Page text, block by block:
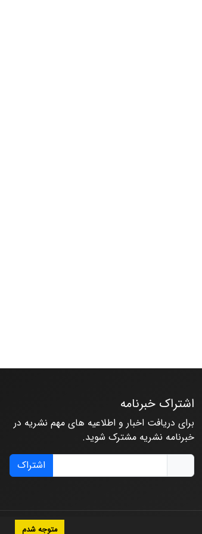
متوجه شدم
اشتراک خبرنامه
برای دریافت اخبار و اطلاعیه های مهم نشریه در
خبرنامه نشریه مشترک شوید.
اشتراک